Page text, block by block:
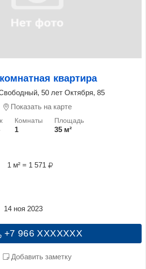
квартира
50 лет Октября, 85
Показать на карте
1
35 м²
1 м² = 1 571
+7 966 XXXXXXX
Добавить заметку
14 ноя 2023